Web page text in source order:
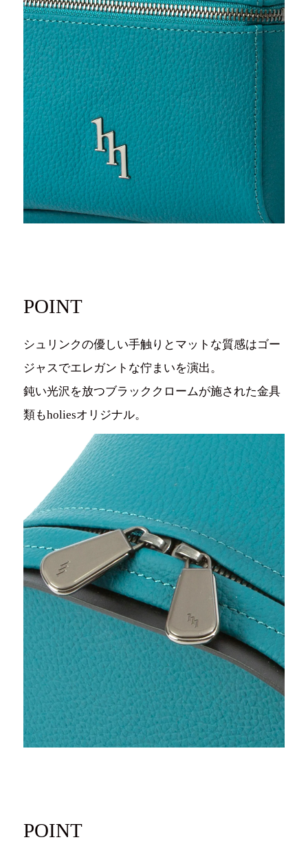
ログイン / 新規登録
買い物かご
検索
お問い合わせ
ご利用ガイド
マスミ鞄嚢
POINT
シュリンクの優しい手触りとマットな質感はゴー
ジャスでエレガントな佇まいを演出。
鈍い光沢を放つブラッククロームが施された金具
類もholiesオリジナル。
POINT